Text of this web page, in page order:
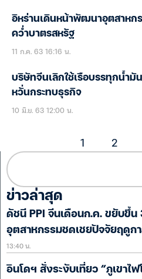
อิหร่านเดินหน้าพัฒนาอุตสาหก
คว่ำบาตรสหรัฐ
11 ก.ค. 63 16:16 น.
บริษัทจีนเลิกใช้เรือบรรทุกน้ำมั
หวั่นกระทบธุรกิจ
10 มิ.ย. 63 12:00 น.
1 2
ข่าวล่าสุด
ดัชนี PPI จีนเดือนก.ค. ขยับขึ้น
อุตสาหกรรมชดเชยปัจจัยฤดูก
13:40 น.
อินโดฯ สั่งระงับเที่ยว “ภูเขาไ